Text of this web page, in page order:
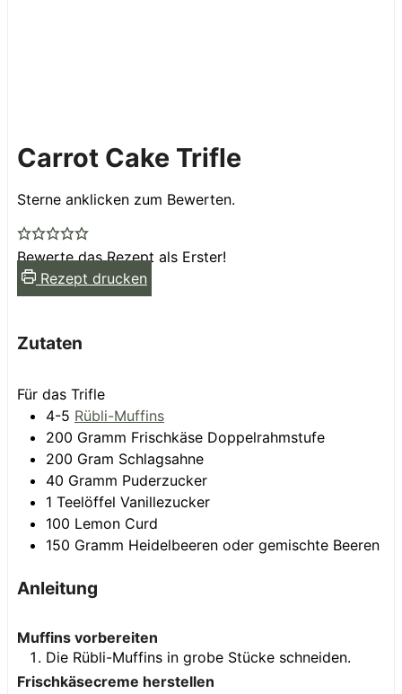
Carrot Cake Trifle
Sterne anklicken zum Bewerten.
Bewerte das Rezept als Erster!
Rezept drucken
Zutaten
Für das Trifle
4-5 Rübli-Muffins
200 Gramm Frischkäse Doppelrahmstufe
200 Gram Schlagsahne
40 Gramm Puderzucker
1 Teelöffel Vanillezucker
100 Lemon Curd
150 Gramm Heidelbeeren oder gemischte Beeren
Anleitung
Muffins vorbereiten
Die Rübli-Muffins in grobe Stücke schneiden.
Frischkäsecreme herstellen